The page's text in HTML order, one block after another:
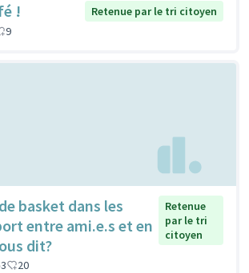
!
Retenue par le tri citoyen
9
basket dans les
entre ami.e.s et en
dit?
Retenue
par le tri
citoyen
3 20